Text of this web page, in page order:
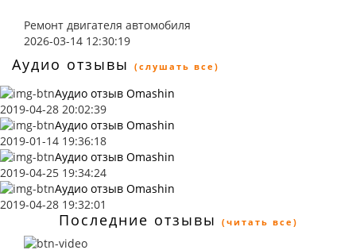
Ремонт двигателя автомобиля
2026-03-14 12:30:19
Аудио отзывы (слушать все)
Аудио отзыв Omashin
2019-04-28 20:02:39
Аудио отзыв Omashin
2019-01-14 19:36:18
Аудио отзыв Omashin
2019-04-25 19:34:24
Аудио отзыв Omashin
2019-04-28 19:32:01
Последние отзывы (читать все)